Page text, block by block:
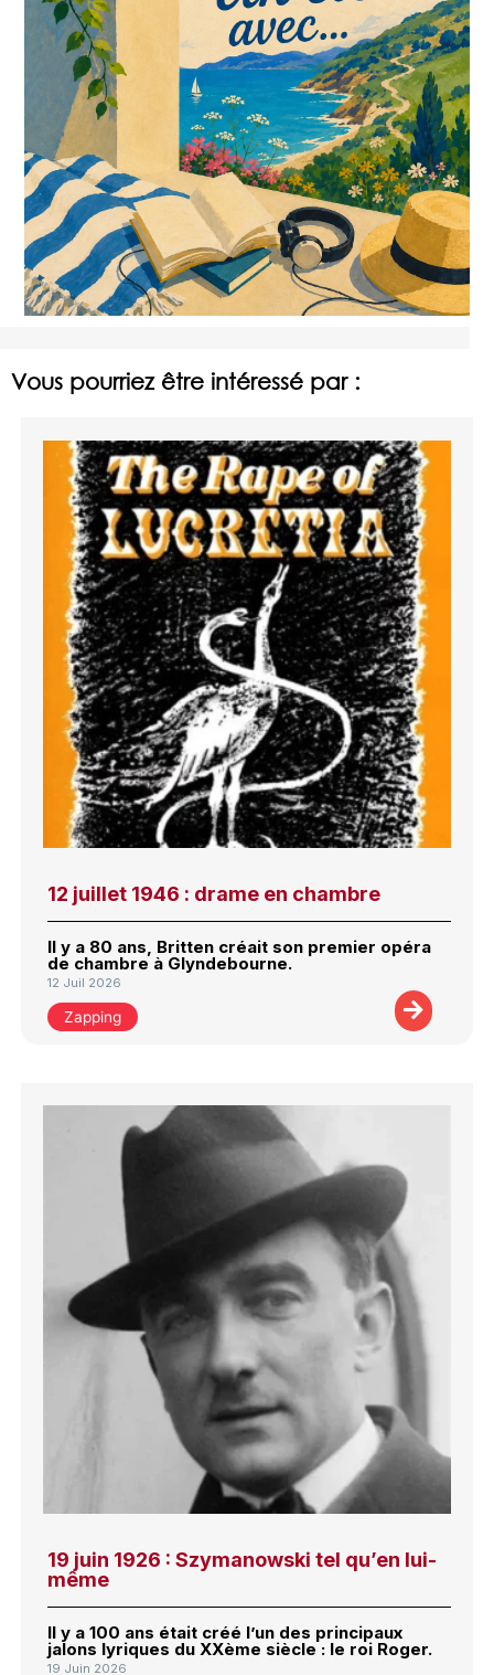
Vous pourriez être intéressé par :
12 juillet 1946 : drame en chambre
Il y a 80 ans, Britten créait son premier opéra
de chambre à Glyndebourne.
12 Juil 2026
Zapping
19 juin 1926 : Szymanowski tel qu’en lui-
même
Il y a 100 ans était créé l’un des principaux
jalons lyriques du XXème siècle : le roi Roger.
19 Juin 2026